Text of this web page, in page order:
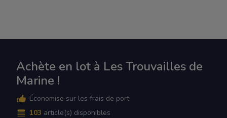
Achète en lot à Les Trouvailles de
Marine !
Économise sur les frais de port
103 article(s) disponibles